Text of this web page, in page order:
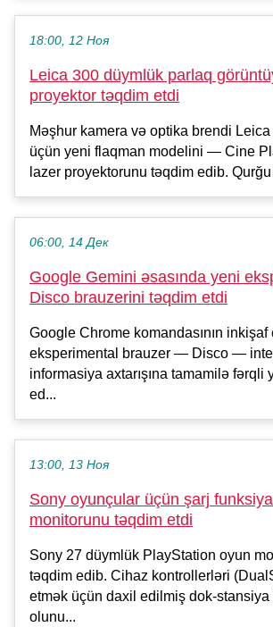
18:00, 12 Ноя
Leica 300 düymlük parlaq
proyektor təqdim etdi
Məşhur kamera və optika brendi Leica
üçün yeni flaqman modelini — Cine
lazer proyektorunu təqdim edib.
06:00, 14 Дек
Google Gemini əsasında yeni
Disco brauzerini təqdim etdi
Google Chrome komandasının
eksperimental brauzer — Disco —
informasiya axtarışına tamamilə fərqli
ed...
13:00, 13 Ноя
Sony oyunçular üçün şarj
monitorunu təqdim etdi
Sony 27 düymlük PlayStation oyun
təqdim edib. Cihaz kontrollerləri
etmək üçün daxil edilmiş dok-stansiya
olunu...